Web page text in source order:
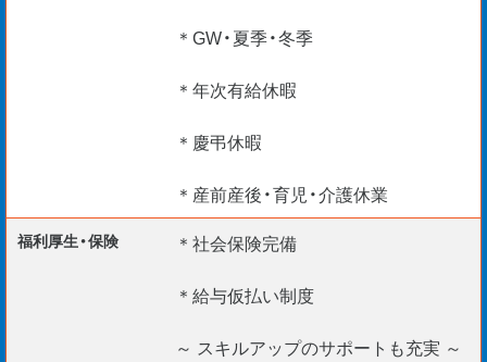
貴殿からのお力添えをお待ちしております。
＊給与仮払い制度アリ
＊リモート面談 随時実施中
＊TEL・WEB・チャットで応募受付中
ーーーーーーーーーーーーーーーーーーーーーー
国内外不問！海外エンジニア応援
（Construction Manager / BIM Manager etc.）
＊GW・夏季・冬季
＊年次有給休暇
＊慶弔休暇
＊産前産後・育児・介護休業
福利厚生・保険
＊社会保険完備
＊給与仮払い制度
～ スキルアップのサポートも充実 ～